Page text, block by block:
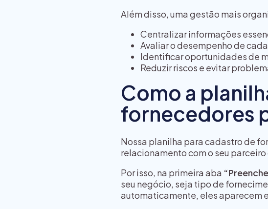
Além disso, uma gestão mais
Centralizar informações
Avaliar o desempenho de
Identificar oportunidades de
Reduzir riscos e evitar
Como a
fornecedores
Nossa planilha para cadastro de
relacionamento com o seu
Por isso, na primeira aba
seu negócio, seja tipo de
automaticamente, eles aparecem